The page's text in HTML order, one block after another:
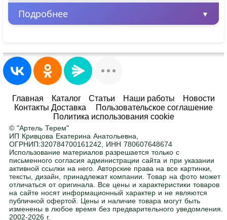
Подробнее
Заказывайте от одного изделия, не
ограничиваясь большими объемами.
Любые размеры и цвета
Адаптируем любой товар под ваше
помещение. Ширина, высота, глубина — по
вашему заданию. Покраска в любой цвет RAL
Нужна помощь в подборе?
Напишите или позвоните нам, поможем с
выбором.
Главная Каталог Статьи Наши работы
Новости
Контакты Доставка
Пользовательское соглашение
Политика использования cookie
© "Артель Терем"
ИП Кривцова Екатерина Анатольевна,
ОГРНИП:320784700161242, ИНН 780607648674
Использование материалов разрешается только с
письменного согласия администрации сайта и при указании
активной ссылки на него. Авторские права на все картинки,
тексты, дизайн, принадлежат компании. Товар на фото может
отличаться от оригинала. Все цены и характеристики товаров
на сайте носят информационный характер и не являются
публичной офертой. Цены и наличие товара могут быть
изменены в любое время без предварительного уведомления.
2002-2026 г.